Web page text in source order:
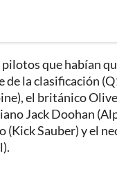
que habían
de la clasificación
el británico
Jack Doohan
Sauber) y el